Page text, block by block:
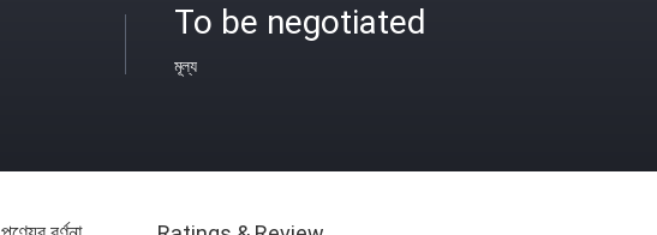
To be negotiated
মূল্য